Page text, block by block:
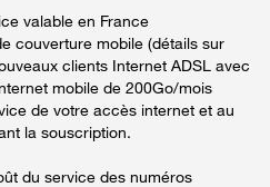
valable en France
couverture mobile (détails sur
clients Internet ADSL avec
mobile de 200Go/mois
de votre accès internet et au
la souscription.
du service des numéros